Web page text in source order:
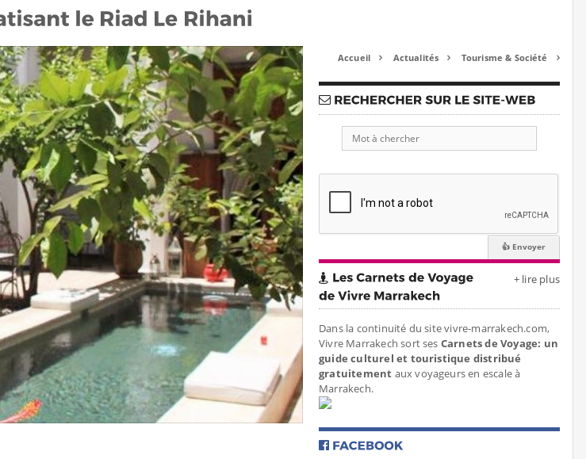
Accueil  Actualités  Tourisme & Société 
+ lire plus
Dans la continuité du site vivre-marrakech.com,
Vivre Marrakech sort ses Carnets de Voyage: un
guide culturel et touristique distribué
gratuitement aux voyageurs en escale à
Marrakech.